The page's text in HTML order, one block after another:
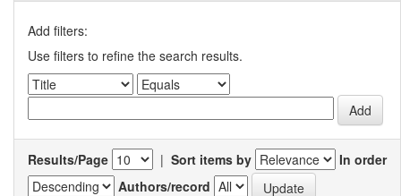
Add filters:
Use filters to refine the search results.
Results/Page | Sort items by
In order
Authors/record